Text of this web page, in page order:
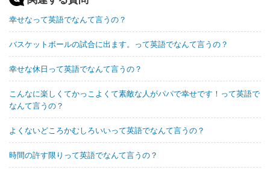
幸せなって英語でなんて言うの？
バスケットボールの試合に出ます。って英語でなんて言うの？
幸せな休日って英語でなんて言うの？
こんなに楽しくてかっこよくて素敵な人がパパで幸せです！って英語で
なんて言うの？
よくないどころかむしろいいって英語でなんて言うの？
時間の許す限りって英語でなんて言うの？